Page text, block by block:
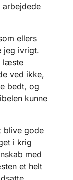
arbejdede
ellers
jeg ivrigt.
læste
ved ikke,
bedt, og
kunne
blive gode
i krig
med
et helt